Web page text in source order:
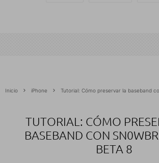
Inicio iPhone Tutorial: Cómo preservar la baseband
TUTORIAL: CÓMO
BASEBAND CON
BETA 8